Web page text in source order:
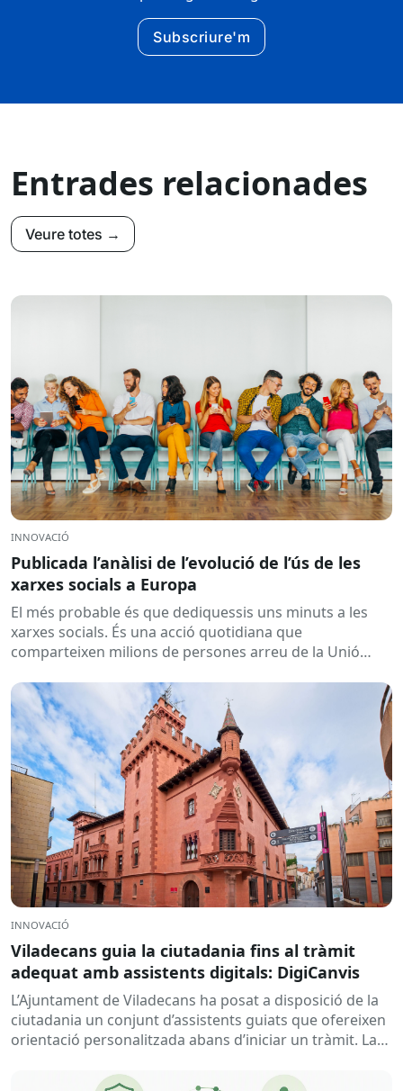
Subscriure'm
Entrades relacionades
Veure totes →
INNOVACIÓ
Publicada l’anàlisi de l’evolució de l’ús de les
xarxes socials a Europa
El més probable és que dediquessis uns minuts a les
xarxes socials. És una acció quotidiana que
comparteixen milions de persones arreu de la Unió
INNOVACIÓ
Viladecans guia la ciutadania fins al tràmit
adequat amb assistents digitals: DigiCanvis
L’Ajuntament de Viladecans ha posat a disposició de la
ciutadania un conjunt d’assistents guiats que ofereixen
orientació personalitzada abans d’iniciar un tràmit. La